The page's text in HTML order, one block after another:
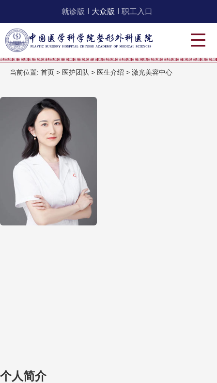
就诊版 大众版 职工入口
当前位置: 首页 > 医护团队 > 医生介绍 > 激光美容中心
个人简介